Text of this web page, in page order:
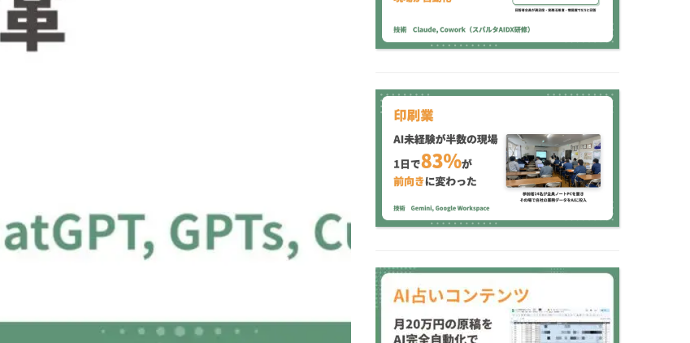
【印刷会社 AI研修事
場を1日で変える｜8…
【AI占い 導入事例】プ
ロライター月20万円の
原稿制作をAIで完全…